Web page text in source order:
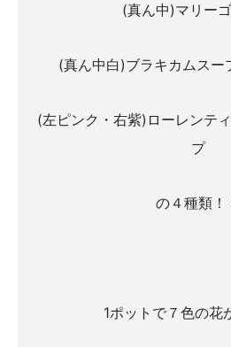
(真ん中)マリー
(真ん中白)ブラキカムスー
(左ピンク・右紫)ローレンテ
プ
の４種類！
1ポットで７色の花